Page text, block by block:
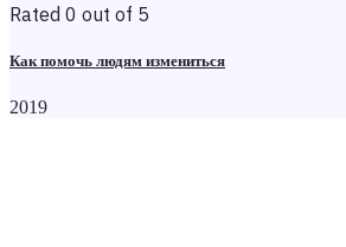
Rated 0 out of 5
Как помочь людям измениться
2019